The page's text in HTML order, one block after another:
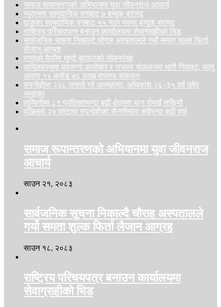
समाज रूपान्तरणको अभियानमा युवा जीवनराज आचार्य
प्युठानमा सामुदायिक वनबाट ७ बन्दुक बरामद
दाङका सामुदायिक वनबाट ५५ नाल भरुवा बन्दुक बरामद
राष्ट्रिय परिचयपत्र बनाउन कार्यालयमा सेवाग्राहीको भिड
सार्वजनिक सूचना निकाल्दै चौराह अस्पतालले गर्यो समता शुल्क फिर्ता
लैजान आग्रह
रगतको पैयाँमा घुम्दो बुटवलको जीवनरेखा
कपिलवस्तुमा घरजग्गा कारोबार र राजस्व संकलनमा भारी गिरावट, चालु
आवमा १४ करोड ७६ लाख राजस्व संकलन
रुपन्देहीमा २२८ जनाले गरे आत्महत्या, अधिकांश २६–३५ वर्ष उमेर
समूहका
लुम्बिनीमा ८१ प्रतिशतभन्दा बढी क्षेत्रमा धान रोपाइँ सकियो
पछिल्लो २४ घण्टामा रुपन्देहीको सैनामैनामा सबैभन्दा बढी वर्षा
समाज रूपान्तरणको अभियानमा युवा जीवनराज
आचार्य
साउन २१, २०८३
सार्वजनिक सूचना निकाल्दै चौराह अस्पतालले
गर्यो समता शुल्क फिर्ता लैजान आग्रह
साउन १८, २०८३
राष्ट्रिय परिचयपत्र बनाउन कार्यालयमा
सेवाग्राहीको भिड